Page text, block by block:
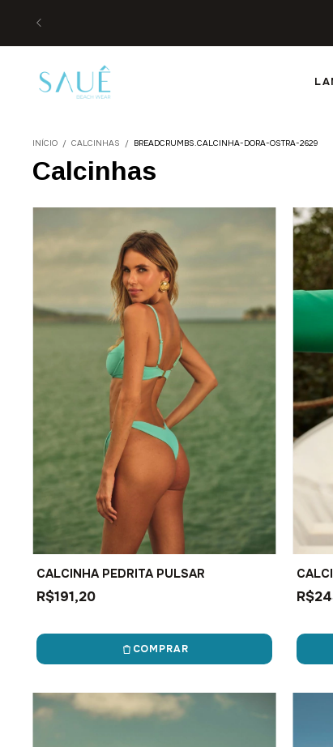
INÍCIO / CALCINHAS / BREADCRUMBS.CALCINHA-DORA-OSTRA-2629
Calcinhas
CALCINHA PEDRITA PULSAR
R$191,20
COMPRAR